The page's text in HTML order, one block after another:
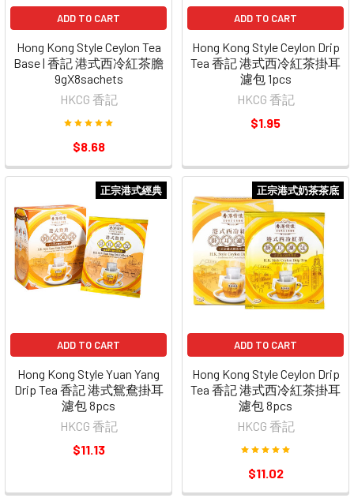
ADD TO CART
Hong Kong Style Ceylon Tea
Base | 香記 港式西冷紅茶膽
9gX8sachets
HKCG 香記
$8.68
ADD TO CART
Hong Kong Style Ceylon Drip
Tea 香記 港式西冷紅茶掛耳
濾包 1pcs
HKCG 香記
$1.95
正宗港式經典
ADD TO CART
Hong Kong Style Yuan Yang
Drip Tea 香記 港式鴛鴦掛耳
濾包 8pcs
HKCG 香記
$11.13
正宗港式奶茶茶底
ADD TO CART
Hong Kong Style Ceylon Drip
Tea 香記 港式西冷紅茶掛耳
濾包 8pcs
HKCG 香記
$11.02